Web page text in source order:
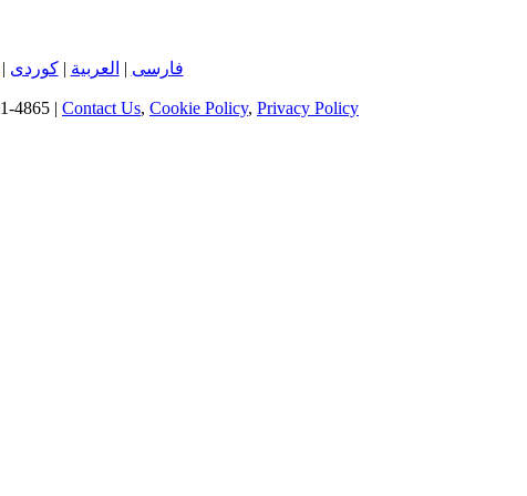
| کوردی| العربية | فارسی
4865 | Contact Us, Cookie Policy, Privacy Policy